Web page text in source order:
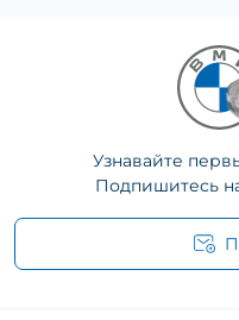
Узнавайте
Подпишитесь